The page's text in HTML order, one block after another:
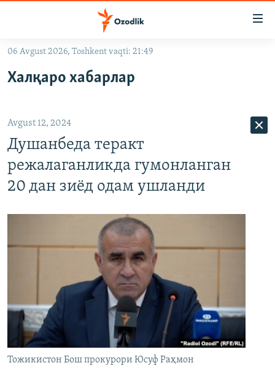
Асосий
навигацияга
Қидиришга
ўтинг
OZODVIDEO
На русском
ИЖТИМОИЙ ТАРМОҚЛАР
Озодлик бошқа тилларда
06 Avgust 2026, Toshkent vaqti: 21:49
Халқаро хабарлар
Avgust 12, 2024
Душанбеда теракт
режалаганликда гумонланган
20 дан зиёд одам ушланди
Тожикистон Бош прокурори Юсуф Раҳмон